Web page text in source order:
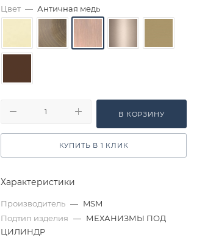
Цвет — Античная медь
В КОРЗИНУ
КУПИТЬ В 1 КЛИК
Характеристики
Производитель — MSM
Подтип изделия — МЕХАНИЗМЫ ПОД
ЦИЛИНДР